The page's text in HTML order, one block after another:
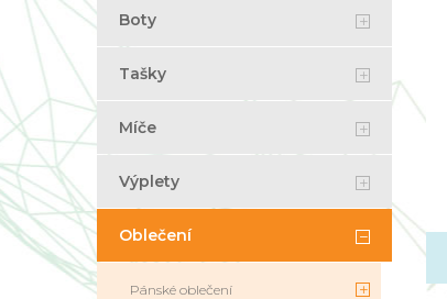
Boty
Tašky
Míče
Výplety
Oblečení
Pánské oblečení